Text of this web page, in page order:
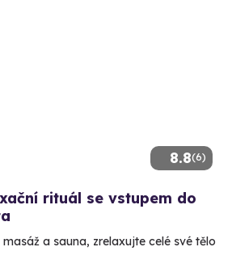
8.8(6)
rituál se vstupem do
a sauna, zrelaxujte celé své tělo